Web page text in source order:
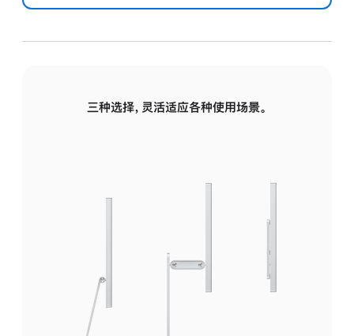
三种选择，灵活适应各种使用场景。